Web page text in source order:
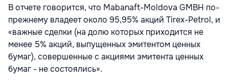
В отчете говорится, что Mabanaft-Moldova GMBH по-
прежнему владеет около 95,95% акций Tirex-Petrol, и
«важные сделки (на долю которых приходится не
менее 5% акций, выпущенных эмитентом ценных
бумаг), совершенные с акциями эмитента ценных
бумаг - не состоялись».